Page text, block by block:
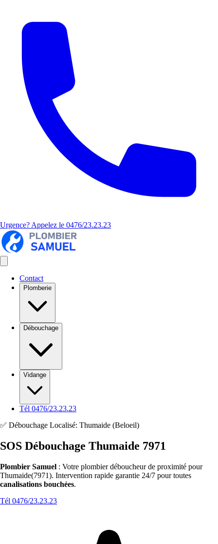
Urgence? Appelez le 0476/23.23.23
Contact
Plomberie
Débouchage
Vidange
Tél 0476/23.23.23
✅ Débouchage Localisé: Thumaide (Beloeil)
SOS Débouchage Thumaide 7971
Plombier Samuel : Votre plombier déboucheur de proximité pour
Thumaide(7971). Intervention rapide garantie 24/7 pour toutes
canalisations bouchées.
Tél 0476/23.23.23